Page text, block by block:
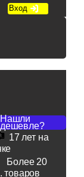
Вход
Нашли
дешевле?
17 лет на
Более 20
товаров